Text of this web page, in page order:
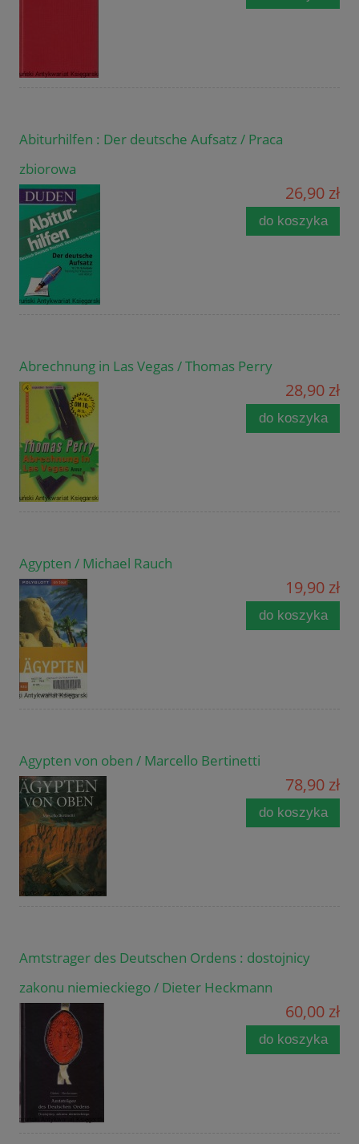
Abiturhilfen : Der deutsche Aufsatz / Praca
zbiorowa
26,90 zł
do koszyka
Abrechnung in Las Vegas / Thomas Perry
28,90 zł
do koszyka
Agypten / Michael Rauch
19,90 zł
do koszyka
Agypten von oben / Marcello Bertinetti
78,90 zł
do koszyka
Amtstrager des Deutschen Ordens : dostojnicy
zakonu niemieckiego / Dieter Heckmann
60,00 zł
do koszyka